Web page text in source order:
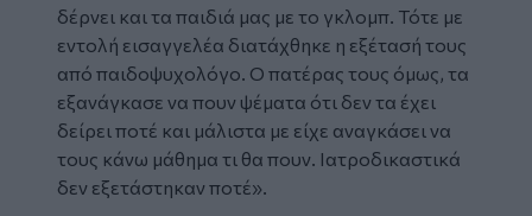
δέρνει και τα παιδιά μας με το γκλομπ. Τότε με
εντολή εισαγγελέα διατάχθηκε η εξέτασή τους
από παιδοψυχολόγο. Ο πατέρας τους όμως, τα
εξανάγκασε να πουν ψέματα ότι δεν τα έχει
δείρει ποτέ και μάλιστα με είχε αναγκάσει να
τους κάνω μάθημα τι θα πουν. Ιατροδικαστικά
δεν εξετάστηκαν ποτέ».